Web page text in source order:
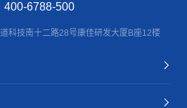
400-6788-500
科技南十二路28号康佳研发大厦B座12楼